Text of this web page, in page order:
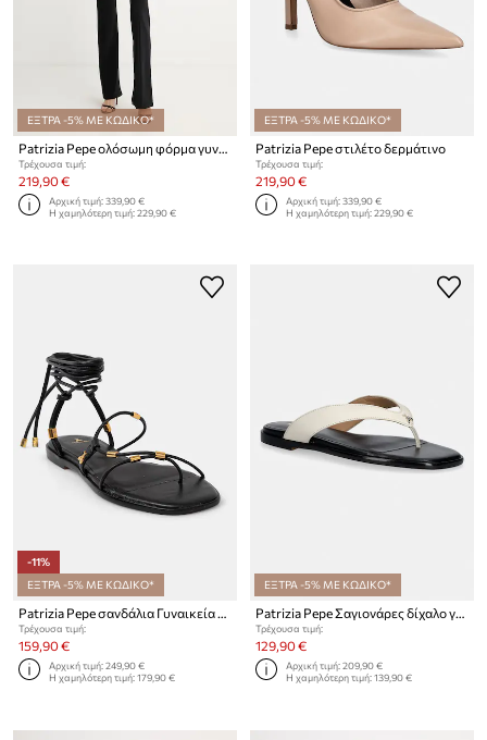
ΕΞΤΡΑ -5% ΜΕ ΚΩΔΙΚΟ*
Patrizia Pepe ολόσωμη φόρμα γυναικεία
Τρέχουσα τιμή:
219,90 €
Αρχική τιμή:339,90 €
Η χαμηλότερη τιμή:229,90 €
ΕΞΤΡΑ -5% ΜΕ ΚΩΔΙΚΟ*
Patrizia Pepe στιλέτο δερμάτινο
Τρέχουσα τιμή:
219,90 €
Αρχική τιμή:339,90 €
Η χαμηλότερη τιμή:229,90 €
-11%
ΕΞΤΡΑ -5% ΜΕ ΚΩΔΙΚΟ*
Patrizia Pepe σανδάλια Γυναικεία δερμάτινα
Τρέχουσα τιμή:
159,90 €
Αρχική τιμή:249,90 €
Η χαμηλότερη τιμή:179,90 €
ΕΞΤΡΑ -5% ΜΕ ΚΩΔΙΚΟ*
Patrizia Pepe Σαγιονάρες δίχαλο γυναικείες δερμάτινες
Τρέχουσα τιμή:
129,90 €
Αρχική τιμή:209,90 €
Η χαμηλότερη τιμή:139,90 €